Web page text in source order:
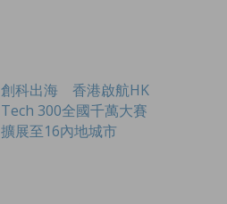
創科出海 香港啟航HK
Tech 300全國千萬大賽
擴展至16內地城市